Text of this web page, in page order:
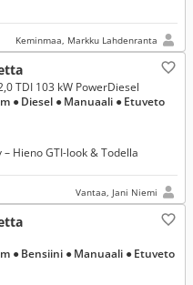
Keminmaa, Markku Lahdenranta
TDI 103 kW PowerDiesel
● Diesel ● Manuaali ● Etuveto
Hieno GTI-look & Todella
Vantaa, Jani Niemi
● Bensiini ● Manuaali ● Etuveto